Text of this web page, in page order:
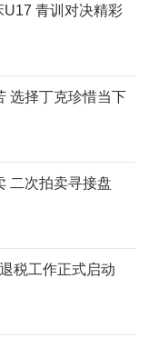
青训对决精彩
选择丁克珍惜当下
二次拍卖寻接盘
税工作正式启动